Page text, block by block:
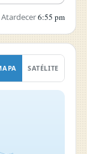
Atardecer6:55 pm
SATÉLITE